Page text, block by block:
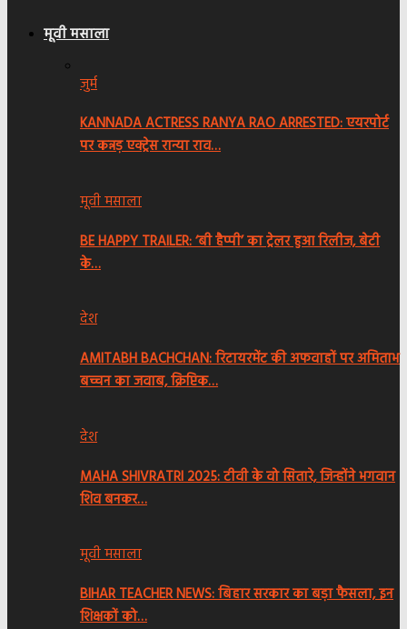
मूवी मसाला
जुर्म
KANNADA ACTRESS RANYA RAO ARRESTED: एयरपोर्ट
पर कन्नड़ एक्ट्रेस रान्या राव…
मूवी मसाला
BE HAPPY TRAILER: ‘बी हैप्पी’ का ट्रेलर हुआ रिलीज, बेटी
के…
देश
AMITABH BACHCHAN: रिटायरमेंट की अफवाहों पर अमिताभ
बच्चन का जवाब, क्रिप्टिक…
देश
MAHA SHIVRATRI 2025: टीवी के वो सितारे, जिन्होंने भगवान
शिव बनकर…
मूवी मसाला
BIHAR TEACHER NEWS: बिहार सरकार का बड़ा फैसला, इन
शिक्षकों को…